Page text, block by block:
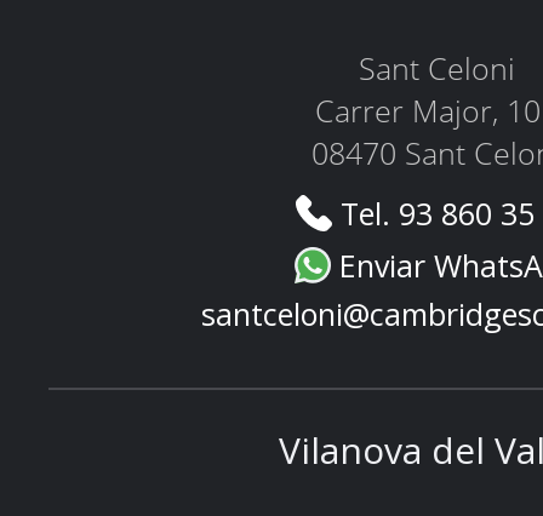
Sant Celoni
Carrer Major,
08470 Sant
Tel. 93 860
Enviar
Vilanova del